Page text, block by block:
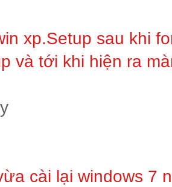
xp.Setup sau khi
và tới khi hiện ra
cài lại windows 7